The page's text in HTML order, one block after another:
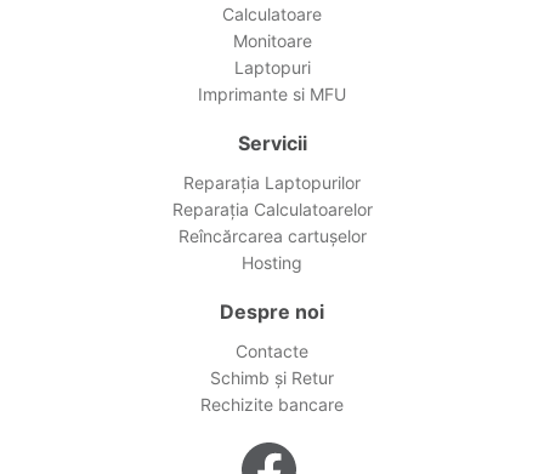
Calculatoare
Monitoare
Laptopuri
Imprimante si MFU
Servicii
Reparația Laptopurilor
Reparația Calculatoarelor
Reîncărcarea cartușelor
Hosting
Despre noi
Contacte
Schimb și Retur
Rechizite bancare